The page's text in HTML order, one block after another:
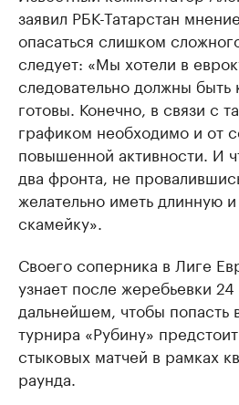
заявил РБК-Татарстан
опасаться слишком
следует: «Мы хотели в
следовательно должны быть
готовы. Конечно, в связи с
графиком необходимо и от
повышенной активности. И
два фронта, не
желательно иметь длинную
скамейку».
Своего соперника в Лиге
узнает после жеребьевки
дальнейшем, чтобы попасть
турнира «Рубину»
стыковых матчей в рамках
раунда.